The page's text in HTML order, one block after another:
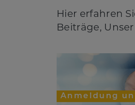
Hier erfahren
Beiträge,
Anmeldung